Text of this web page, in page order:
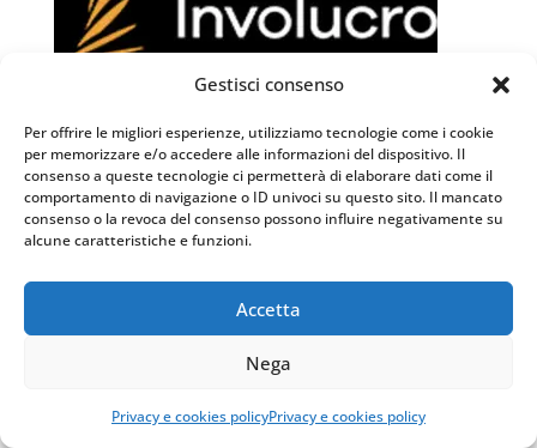
Gestisci consenso
Per offrire le migliori esperienze, utilizziamo tecnologie come i cookie
per memorizzare e/o accedere alle informazioni del dispositivo. Il
consenso a queste tecnologie ci permetterà di elaborare dati come il
comportamento di navigazione o ID univoci su questo sito. Il mancato
consenso o la revoca del consenso possono influire negativamente su
alcune caratteristiche e funzioni.
Accetta
Nega
Privacy e cookies policyPrivacy e cookies policy